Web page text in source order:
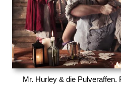
Mr. Hurley & die Pulveraffen.